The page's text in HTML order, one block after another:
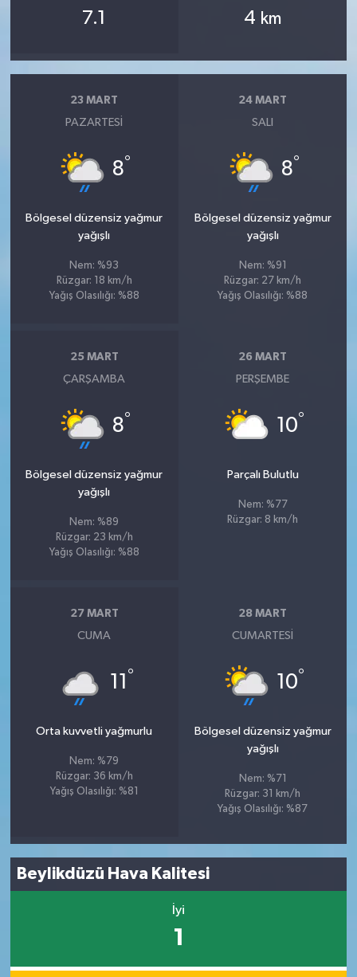
7.1 4 km
23 MART
PAZARTESI
8°
Bölgesel düzensiz yağmur
yağışlı
Nem: %93
Rüzgar: 18 km/h
Yağış Olasılığı: %88
24 MART
SALI
8°
Bölgesel düzensiz yağmur
yağışlı
Nem: %91
Rüzgar: 27 km/h
Yağış Olasılığı: %88
25 MART
ÇARŞAMBA
8°
Bölgesel düzensiz yağmur
yağışlı
Nem: %89
Rüzgar: 23 km/h
Yağış Olasılığı: %88
26 MART
PERŞEMBE
10°
Parçalı Bulutlu
Nem: %77
Rüzgar: 8 km/h
27 MART
CUMA
11 °
Orta kuvvetli yağmurlu
Nem: %79
Rüzgar: 36 km/h
Yağış Olasılığı: %81
28 MART
CUMARTESI
10°
Bölgesel düzensiz yağmur
yağışlı
Nem: %71
Rüzgar: 31 km/h
Yağış Olasılığı: %87
Beylikdüzü Hava Kalitesi
İyi
1